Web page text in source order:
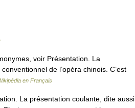
voir Présentation. La
de l’opéra chinois. C’est
en Français
La présentation coulante, dite aussi